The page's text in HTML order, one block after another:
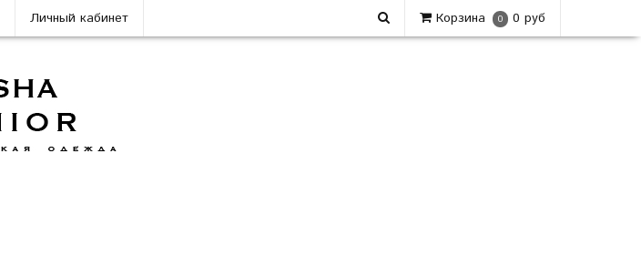
Личный кабинет Корзина 0 0 руб